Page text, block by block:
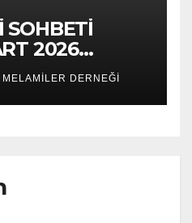
SOHBETİ
2026
DERNEĞİ